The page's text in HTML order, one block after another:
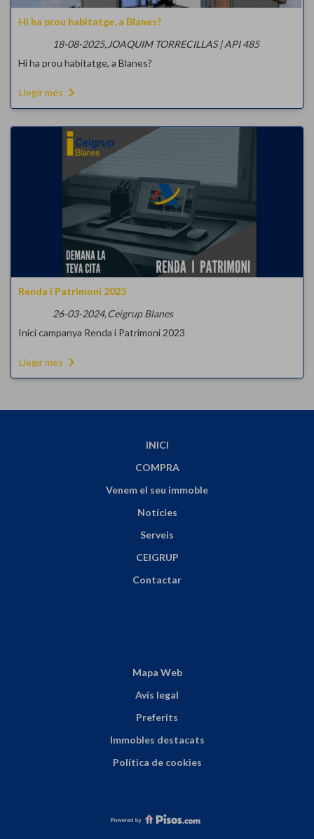
Hi ha prou habitatge, a Blanes?
18-08-2025, JOAQUIM TORRECILLAS | API 485
Hi ha prou habitatge, a Blanes?
Llegir més navigate_next
Renda i Patrimoni 2023
26-03-2024,Ceigrup Blanes
Inici campanya Renda i Patrimoni 2023
Llegir més navigate_next
INICI
COMPRA
Venem el seu immoble
Notícies
Serveis
CEIGRUP
Contactar
Mapa Web
Avís legal
Preferits
Immobles destacats
Política de cookies